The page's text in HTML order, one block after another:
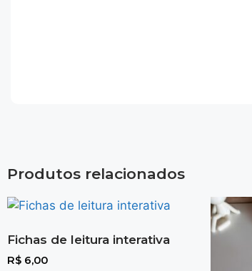
Produtos relacionados
Fichas de leitura interativa
R$ 6,00